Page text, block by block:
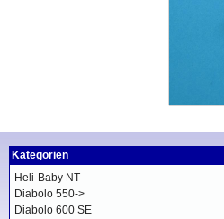
Kategorien
Heli-Baby NT
Diabolo 550->
Diabolo 600 SE